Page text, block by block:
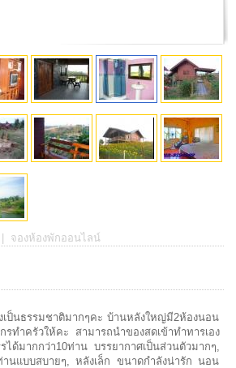
จองห้องพักออนไลน์
ป็นธรรมชาติมากๆคะ บ้านหลังใหญ่มี2ห้องนอน
ทำครัวให้คะ สามารถนำของสดเข้าทำทารเอง
ได้มากกว่า10ท่าน บรรยากาศเป็นส่วนตัวมากๆ,
านแบบสบายๆ, หลังเล็ก ขนาดกำลังน่ารัก นอน